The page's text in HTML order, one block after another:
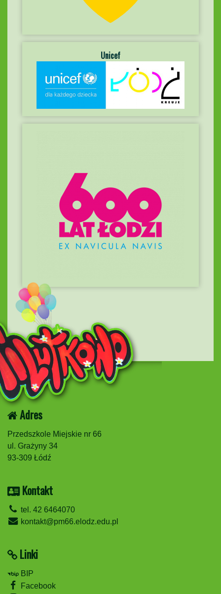
Unicef
Adres
Przedszkole Miejskie nr 66
ul. Grażyny 34
93-309 Łódź
Kontakt
tel. 42 6464070
kontakt@pm66.elodz.edu.pl
Linki
BIP
Facebook